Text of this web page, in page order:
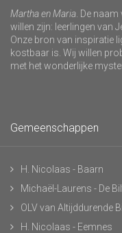
Martha en Maria . De
willen zijn: leerlingen van
Onze bron van inspiratie
kostbaar is. Wij willen
met het wonderlijke
Gemeenschappen
H. Nicolaas - Baarn
Michaël-Laurens - De
OLV van Altijddurende
H. Nicolaas - Eemnes